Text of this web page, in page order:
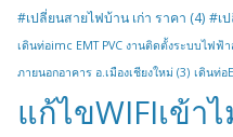
#เปลี่ยนสายไฟบ้าน เก่า ราคา (4) #เ
เดินท่อimc EMT PVC งานติดตั้งระบบไฟฟ้
ภายนอกอาคาร อ.เมืองเชียงใหม่ (3) เดินท่อ
แก้ไขWIFIเข้า